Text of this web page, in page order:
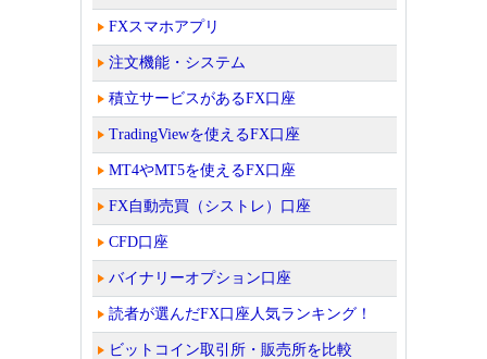
FXスマホアプリ
注文機能・システム
積立サービスがあるFX口座
TradingViewを使えるFX口座
MT4やMT5を使えるFX口座
FX自動売買（シストレ）口座
CFD口座
バイナリーオプション口座
読者が選んだFX口座人気ランキング！
ビットコイン取引所・販売所を比較